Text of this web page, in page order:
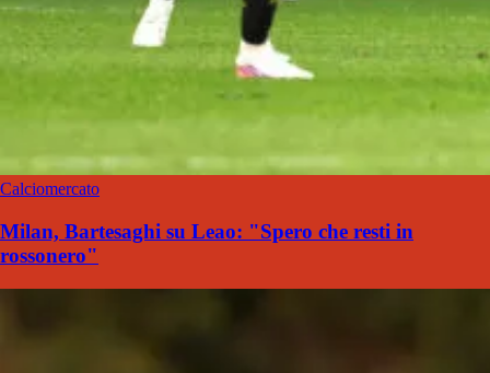
Calciomercato
Milan, Bartesaghi su Leao: "Spero che resti in
rossonero"